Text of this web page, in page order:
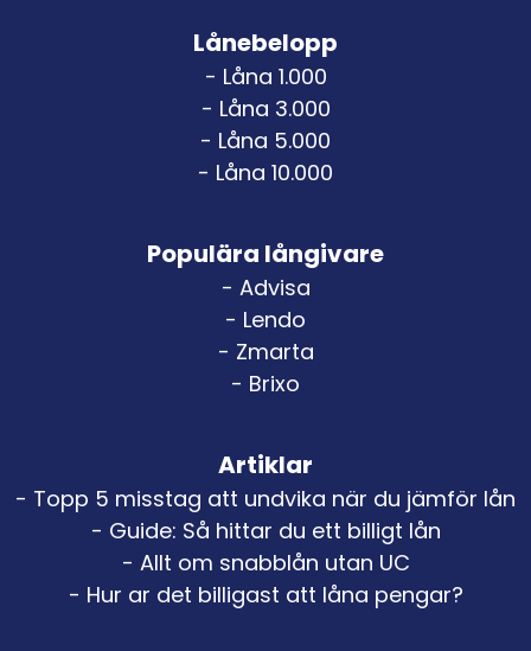
Lånebelopp
- Låna 1.000
- Låna 3.000
- Låna 5.000
- Låna 10.000
Populära långivare
- Advisa
- Lendo
- Zmarta
- Brixo
Artiklar
- Topp 5 misstag att undvika när du jämför lån
- Guide: Så hittar du ett billigt lån
- Allt om snabblån utan UC
- Hur ar det billigast att låna pengar?